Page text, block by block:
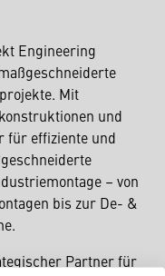
Engineering
Mit
und
für effiziente und
– von
bis zur De- &
Partner für